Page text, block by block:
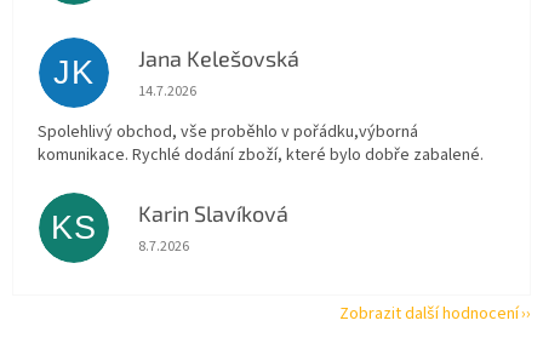
JK Jana Kelešovská
Hodnocení obchodu je 5 z 5 hvězdiček.
14.7.2026
Spolehlivý obchod, vše proběhlo v pořádku,výborná
komunikace. Rychlé dodání zboží, které bylo dobře zabalené.
KS Karin Slavíková
Hodnocení obchodu je 5 z 5 hvězdiček.
8.7.2026
Zobrazit další hodnocení